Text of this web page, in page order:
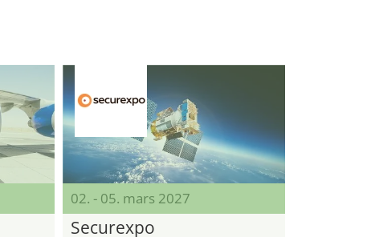
02. - 05. mars 2027
Securexpo